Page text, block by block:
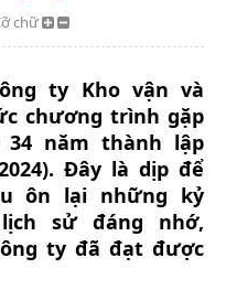
chữ
ty Kho vận và
chương trình gặp
năm thành lập
Đây là dịp để
ôn lại những kỷ
sử đáng nhớ,
ty đã đạt được